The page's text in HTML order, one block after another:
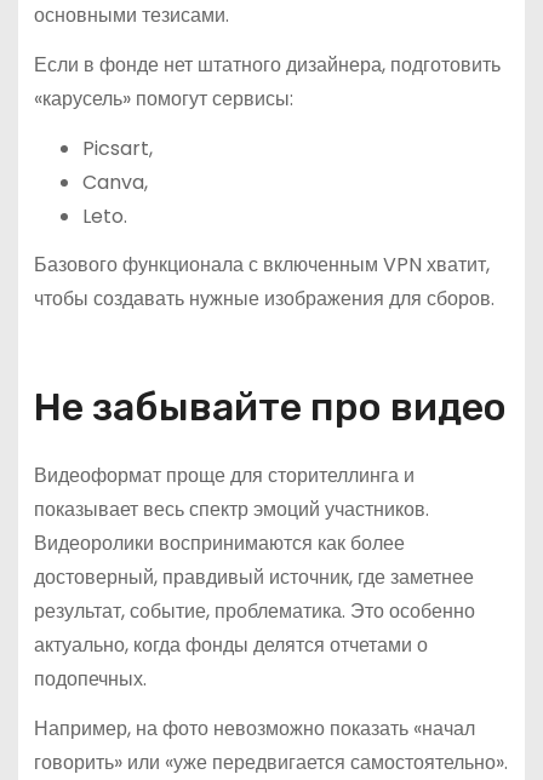
основными тезисами.
Если в фонде нет штатного дизайнера, подготовить
«карусель» помогут сервисы:
Picsart,
Canva,
Leto.
Базового функционала с включенным VPN хватит,
чтобы создавать нужные изображения для сборов.
Не забывайте про видео
Видеоформат проще для сторителлинга и
показывает весь спектр эмоций участников.
Видеоролики воспринимаются как более
достоверный, правдивый источник, где заметнее
результат, событие, проблематика. Это особенно
актуально, когда фонды делятся отчетами о
подопечных.
Например, на фото невозможно показать «начал
говорить» или «уже передвигается самостоятельно».